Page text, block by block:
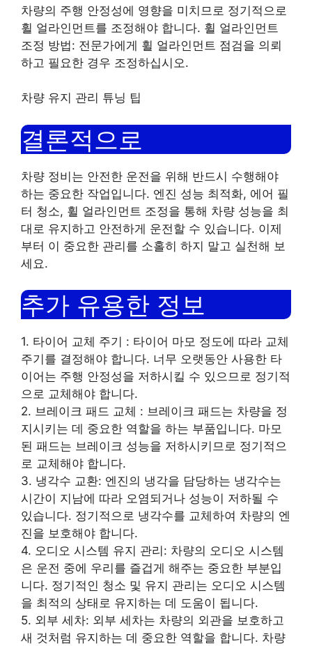
차량의 주행 안정성에 영향을 미치므로 정기적으로
휠 얼라인먼트를 조정해야 합니다. 휠 얼라인먼트
조정 방법: 전문가에게 휠 얼라인먼트 점검을 의뢰
하고 필요한 경우 조정하십시오.
차량 유지 관리 튜닝 팁
결론적으로
차량 정비는 안전한 운전을 위해 반드시 수행해야
하는 중요한 작업입니다. 엔진 성능 최적화, 에어 필
터 청소, 휠 얼라인먼트 조정을 통해 차량 성능을 최
대로 유지하고 안전하게 운전할 수 있습니다. 이제
부터 이 중요한 관리를 소홀히 하지 말고 실천해 보
세요.
추가 유용한 정보
1. 타이어 교체 주기 : 타이어 마모 정도에 따라 교체
주기를 결정해야 합니다. 너무 오랫동안 사용한 타
이어는 주행 안정성을 저하시킬 수 있으므로 정기적
으로 교체해야 합니다.
2. 브레이크 패드 교체 : 브레이크 패드는 차량을 정
지시키는 데 중요한 역할을 하는 부품입니다. 마모
된 패드는 브레이크 성능을 저하시키므로 정기적으
로 교체해야 합니다.
3. 냉각수 교환: 엔진의 냉각을 담당하는 냉각수는
시간이 지남에 따라 오염되거나 성능이 저하될 수
있습니다. 정기적으로 냉각수를 교체하여 차량의 엔
진을 보호해야 합니다.
4. 오디오 시스템 유지 관리: 차량의 오디오 시스템
은 운전 중에 우리를 즐겁게 해주는 중요한 부분입
니다. 정기적인 청소 및 유지 관리는 오디오 시스템
을 최적의 상태로 유지하는 데 도움이 됩니다.
5. 외부 세차: 외부 세차는 차량의 외관을 보호하고
새 것처럼 유지하는 데 중요한 역할을 합니다. 차량